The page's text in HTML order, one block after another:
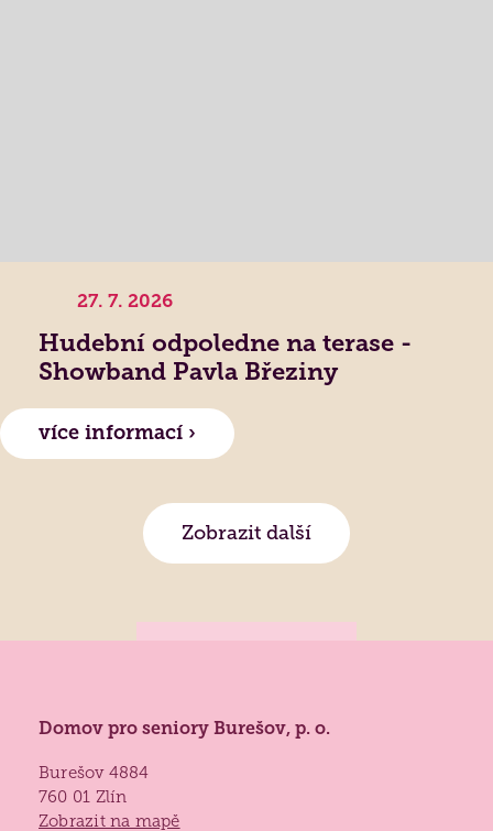
27. 7. 2026
Hudební odpoledne na terase -
Showband Pavla Březiny
více informací ›
Zobrazit další
Domov pro seniory Burešov, p. o.
Burešov 4884
760 01 Zlín
Zobrazit na mapě